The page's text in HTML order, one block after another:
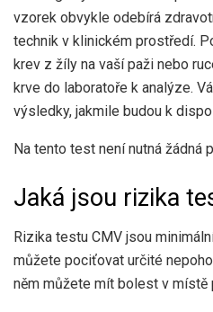
vzorek obvykle odebírá
technik v klinickém prostředí.
krev z žíly na vaší paži nebo
krve do laboratoře k analýze.
výsledky, jakmile budou k
Na tento test není nutná žádná
Jaká jsou rizika
Rizika testu CMV jsou
můžete pociťovat určité
něm můžete mít bolest v místě